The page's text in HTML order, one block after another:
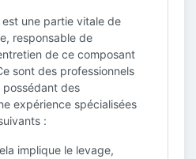
une partie vitale de
responsable de
de ce composant
sont des professionnels
possédant des
expérience spécialisées
:
implique le levage,